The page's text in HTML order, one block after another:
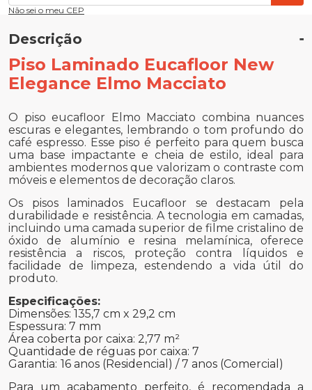
Não sei o meu CEP
Descrição
Piso Laminado Eucafloor New
Elegance Elmo Macciato
O piso eucafloor Elmo Macciato combina nuances
escuras e elegantes, lembrando o tom profundo do
café espresso. Esse piso é perfeito para quem busca
uma base impactante e cheia de estilo, ideal para
ambientes modernos que valorizam o contraste com
móveis e elementos de decoração claros.
Os pisos laminados Eucafloor se destacam pela
durabilidade e resistência. A tecnologia em camadas,
incluindo uma camada superior de filme cristalino de
óxido de alumínio e resina melamínica, oferece
resistência a riscos, proteção contra líquidos e
facilidade de limpeza, estendendo a vida útil do
produto.
Especificações:
Dimensões: 135,7 cm x 29,2 cm
Espessura: 7 mm
Área coberta por caixa: 2,77 m²
Quantidade de réguas por caixa: 7
Garantia: 16 anos (Residencial) / 7 anos (Comercial)
Para um acabamento perfeito, é recomendada a